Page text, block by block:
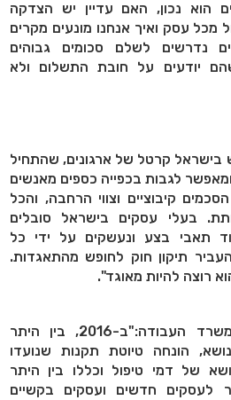
הוא נכון, האם עדיין יש הצדקה
עסק ואיך אנחנו מונעים מקרים
נדרשים לשלם סכומים גבוהים
יודעים על חובת התשלום ולא
קרטל של ארגונים, שהתחיל
לגבות בכפייה כספים מאנשים
קיבוציים וצווי הרחבה, והכל
בעלי עסקים בישראל סובלים
תאבי בצע ונעשקים על ידי כל
תיקון חוק לחופש מהתאגדות.
רוצה להיות מאוגד".
עו"ד אבראהים כילאני, משרד העבודה:"ב-2016, בין היתר
הונחה טיוטת תקנות שנועדו
של דמי טיפול וכללו בין היתר
לעסקים חדשים ועסקים בקשיים